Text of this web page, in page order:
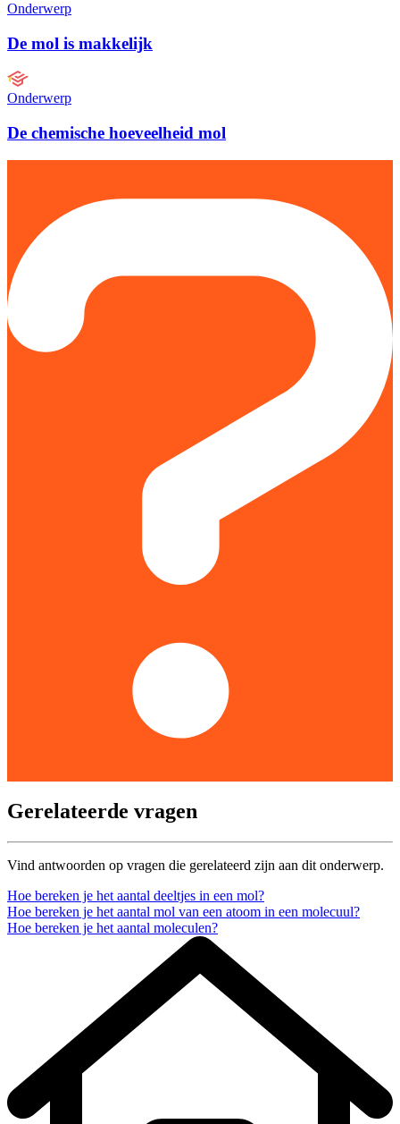
Onderwerp
De mol is makkelijk
Onderwerp
De chemische hoeveelheid mol
Gerelateerde vragen
Vind antwoorden op vragen die gerelateerd zijn aan dit onderwerp.
Hoe bereken je het aantal deeltjes in een mol?
Hoe bereken je het aantal mol van een atoom in een molecuul?
Hoe bereken je het aantal moleculen?